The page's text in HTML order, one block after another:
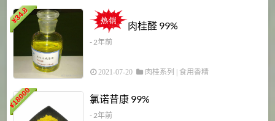
¥
34.8
肉桂醛 99%
- 2年前
2021-07-20 肉桂系列 食用香精
¥
18000 氯诺昔康 99%
- 2年前